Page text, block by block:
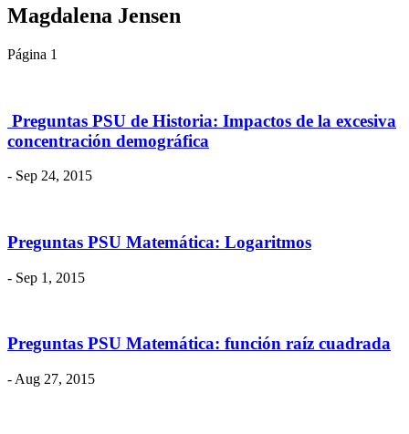
Magdalena Jensen
Página 1
​ Preguntas PSU de Historia: Impactos de la excesiva
concentración demográfica
- Sep 24, 2015
Preguntas PSU Matemática: Logaritmos
- Sep 1, 2015
Preguntas PSU Matemática: función raíz cuadrada
- Aug 27, 2015